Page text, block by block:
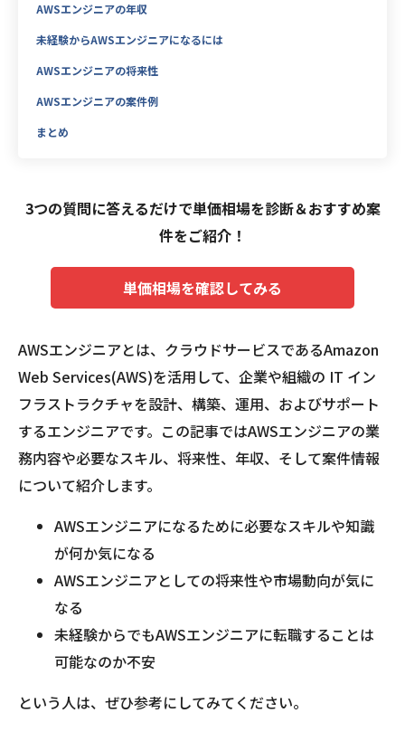
AWSエンジニアの年収
未経験からAWSエンジニアになるには
AWSエンジニアの将来性
AWSエンジニアの案件例
まとめ
3つの質問に答えるだけで単価相場を診断＆おすすめ案
件をご紹介！
単価相場を確認してみる
AWSエンジニアとは、クラウドサービスであるAmazon
Web Services(AWS)を活用して、企業や組織の IT イン
フラストラクチャを設計、構築、運用、およびサポート
するエンジニアです。この記事ではAWSエンジニアの業
務内容や必要なスキル、将来性、年収、そして案件情報
について紹介します。
AWSエンジニアになるために必要なスキルや知識
が何か気になる
AWSエンジニアとしての将来性や市場動向が気に
なる
未経験からでもAWSエンジニアに転職することは
可能なのか不安
という人は、ぜひ参考にしてみてください。